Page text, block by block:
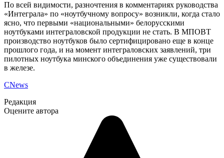
По всей видимости, разночтения в комментариях руководства
«Интеграла» по «ноутбучному вопросу» возникли, когда стало
ясно, что первыми «национальными» белорусскими
ноутбуками интеграловской продукции не стать. В МПОВТ
производство ноутбуков было сертифицировано еще в конце
прошлого года, и на момент интеграловских заявлений, три
пилотных ноутбука минского объединения уже существовали
в железе.
CNews
Редакция
Оцените автора